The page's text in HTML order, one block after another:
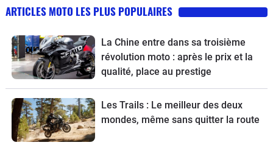
ARTICLES MOTO LES PLUS POPULAIRES
La Chine entre dans sa troisième
révolution moto : après le prix et la
qualité, place au prestige
Les Trails : Le meilleur des deux
mondes, même sans quitter la route